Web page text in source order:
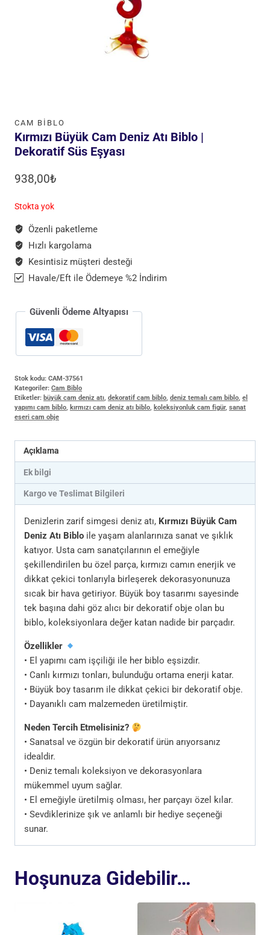
CAM BIBLO
Kırmızı Büyük Cam Deniz Atı Biblo |
Dekoratif Süs Eşyası
938,00₺
Stokta yok
Özenli paketleme
Hızlı kargolama
Kesintisiz müşteri desteği
Havale/Eft ile Ödemeye %2 İndirim
Güvenli Ödeme Altyapısı
Stok kodu: CAM-37561
Kategoriler: Cam Biblo
Etiketler: büyük cam deniz atı, dekoratif cam biblo, deniz temalı cam biblo, el
yapımı cam biblo, kırmızı cam deniz atı biblo, koleksiyonluk cam figür, sanat
eseri cam obje
Açıklama
Ek bilgi
Kargo ve Teslimat Bilgileri
Denizlerin zarif simgesi deniz atı, Kırmızı Büyük Cam
Deniz Atı Biblo ile yaşam alanlarınıza sanat ve şıklık
katıyor. Usta cam sanatçılarının el emeğiyle
şekillendirilen bu özel parça, kırmızı camın enerjik ve
dikkat çekici tonlarıyla birleşerek dekorasyonunuza
sıcak bir hava getiriyor. Büyük boy tasarımı sayesinde
tek başına dahi göz alıcı bir dekoratif obje olan bu
biblo, koleksiyonlara değer katan nadide bir parçadır.
Özellikler
• El yapımı cam işçiliği ile her biblo eşsizdir.
• Canlı kırmızı tonları, bulunduğu ortama enerji katar.
• Büyük boy tasarım ile dikkat çekici bir dekoratif obje.
• Dayanıklı cam malzemeden üretilmiştir.
Neden Tercih Etmelisiniz?
• Sanatsal ve özgün bir dekoratif ürün arıyorsanız
idealdir.
• Deniz temalı koleksiyon ve dekorasyonlara
mükemmel uyum sağlar.
• El emeğiyle üretilmiş olması, her parçayı özel kılar.
• Sevdiklerinize şık ve anlamlı bir hediye seçeneği
sunar.
Hoşunuza Gidebilir…